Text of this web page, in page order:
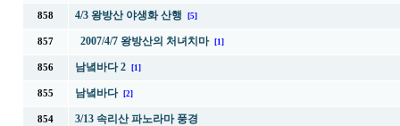
858 4/3 왕방산 야생화 산행 [5]
857 2007/4/7 왕방산의 처녀치마 [1]
856 남녘바다 2 [1]
855 남녘바다 [2]
854 3/13 속리산 파노라마 풍경